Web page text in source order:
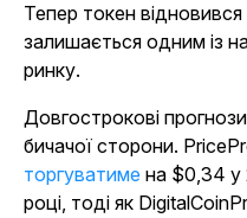
Тепер токен
залишається одним із
ринку.
Довгострокові
бичачої сторони.
торгуватиме на $0,34 у
році, тоді як